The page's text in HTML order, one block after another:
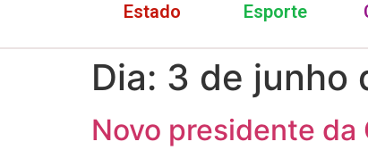
Estado Esporte
Dia: 3 de junho
Novo presidente